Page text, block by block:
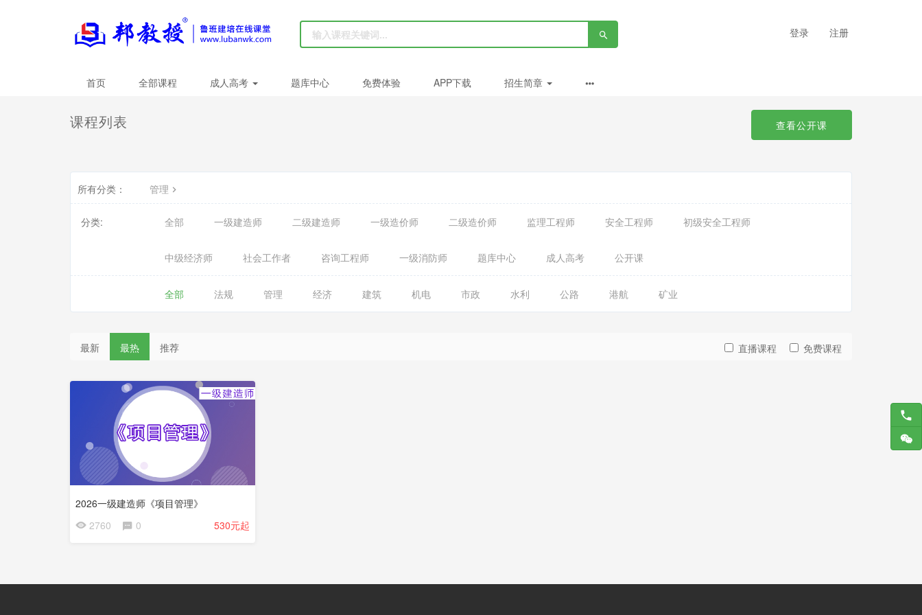
登录 注册
首页 全部课程 成人高考 题库中心 免费体验 APP下载 招生简章
课程列表 查看公开课
所有分类： 管理
分类: 全部 一级建造师 二级建造师 一级造价师 二级造价师 监理工程师 安全工程师 初级安全工程师
中级经济师 社会工作者 咨询工程师 一级消防师 题库中心 成人高考 公开课
全部 法规 管理 经济 建筑 机电 市政 水利 公路 港航 矿业
最新 最热 推荐 直播课程 免费课程
2026一级建造师《项目管理》
2760
0 530元起